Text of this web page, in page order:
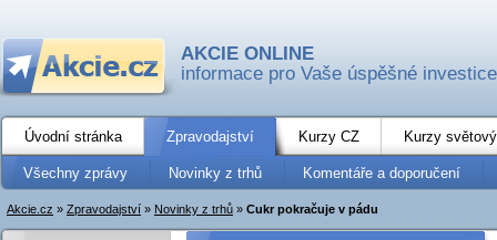
AKCIE ONLINE
informace pro Vaše úspěšné investice
Úvodní stránka Zpravodajství Kurzy CZ Kurzy
Všechny zprávy Novinky z trhů Komentáře a doporučení
Akcie.cz » Zpravodajství » Novinky z trhů » Cukr pokračuje v pádu